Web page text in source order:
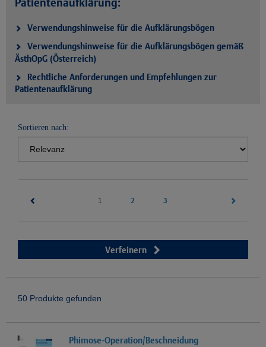
Verwendungshinweise für die Aufklärungsbögen
Verwendungshinweise für die Aufklärungsbögen gemäß
ÄsthOpG (Österreich)
Rechtliche Anforderungen und Empfehlungen zur
Patientenaufklärung
Sortieren nach:
1 2 3
Verfeinern
50 Produkte gefunden
Phimose-Operation/Beschneidung